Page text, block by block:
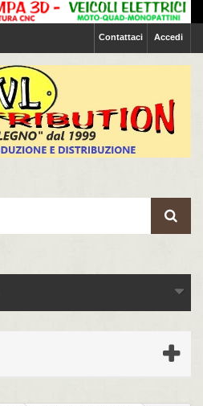
Accedi
Contattaci